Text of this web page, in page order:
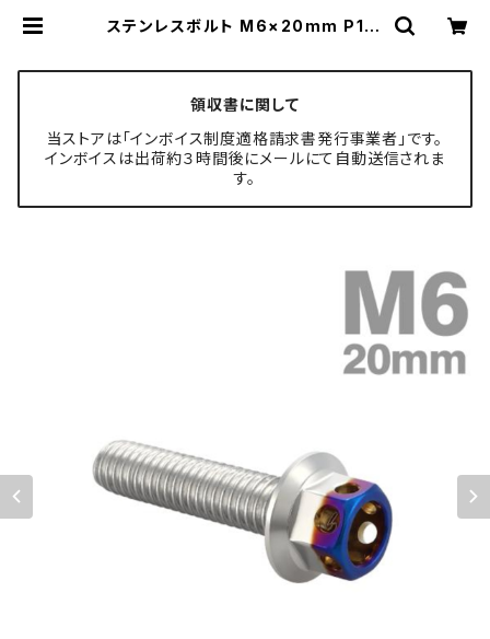
ステンレスボルト M6×20mm P1.0
TB0663 | TECH-MASTER ボル
ト専門店
領収書に関して
当ストアは「インボイス制度適格請求書発行事業者」です。
インボイスは出荷約３時間後にメールにて自動送信されま
す。